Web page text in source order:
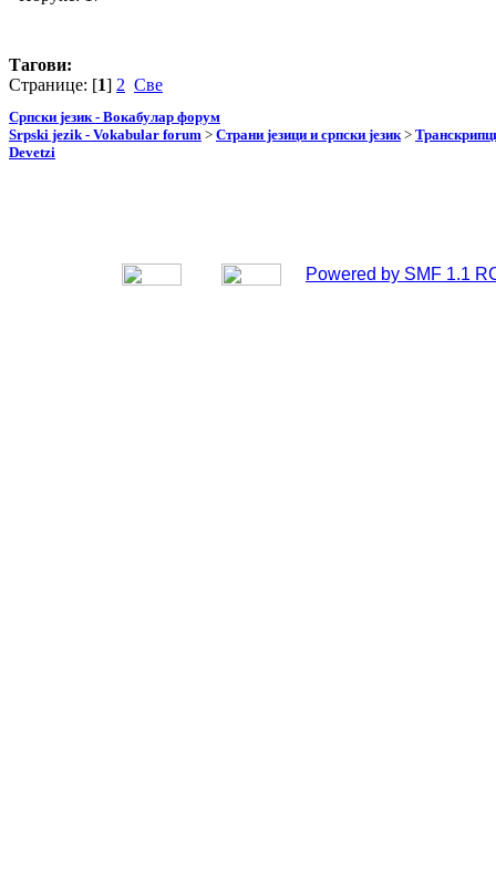
Тагови:
Странице: [1] 2 Све
Српски језик - Вокабулар форум
Srpski jezik - Vokabular forum > Страни језици и српски језик>
Devetzi
Powered by SMF 1.1